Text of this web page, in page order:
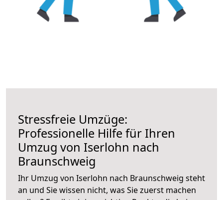
Stressfreie Umzüge:
Professionelle Hilfe für Ihren
Umzug von Iserlohn nach
Braunschweig
Ihr Umzug von Iserlohn nach Braunschweig steht
an und Sie wissen nicht, was Sie zuerst machen